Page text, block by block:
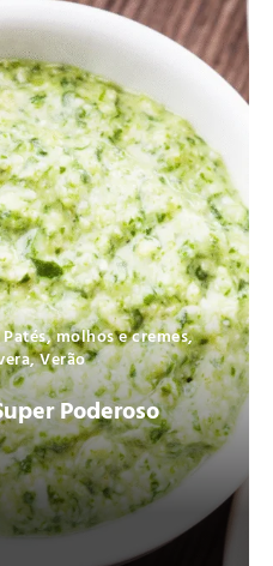
Patés, molhos e cremes,
,Verão
Poderoso